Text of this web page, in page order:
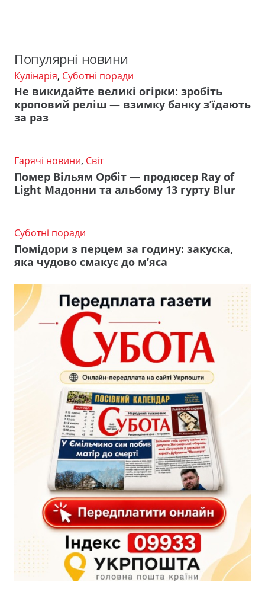
Популярні новини
Кулінарія, Суботні поради
Не викидайте великі огірки: зробіть
кроповий реліш — взимку банку з’їдають
за раз
Гарячі новини, Світ
Помер Вільям Орбіт — продюсер Ray of
Light Мадонни та альбому 13 гурту Blur
Суботні поради
Помідори з перцем за годину: закуска,
яка чудово смакує до м’яса